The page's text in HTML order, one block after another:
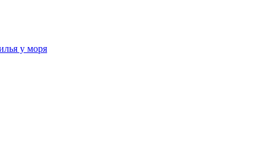
у моря